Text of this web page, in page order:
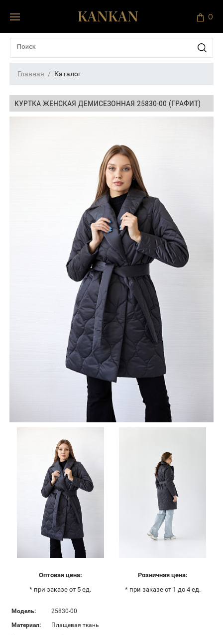
0
Главная Каталог
КУРТКА ЖЕНСКАЯ ДЕМИСЕЗОННАЯ 25830-00 (ГРАФИТ)
Оптовая цена:
* при заказе от 5 ед.
Розничная цена:
* при заказе от 1 до 4 ед.
Модель:
25830-00
Материал:
Плащевая ткань